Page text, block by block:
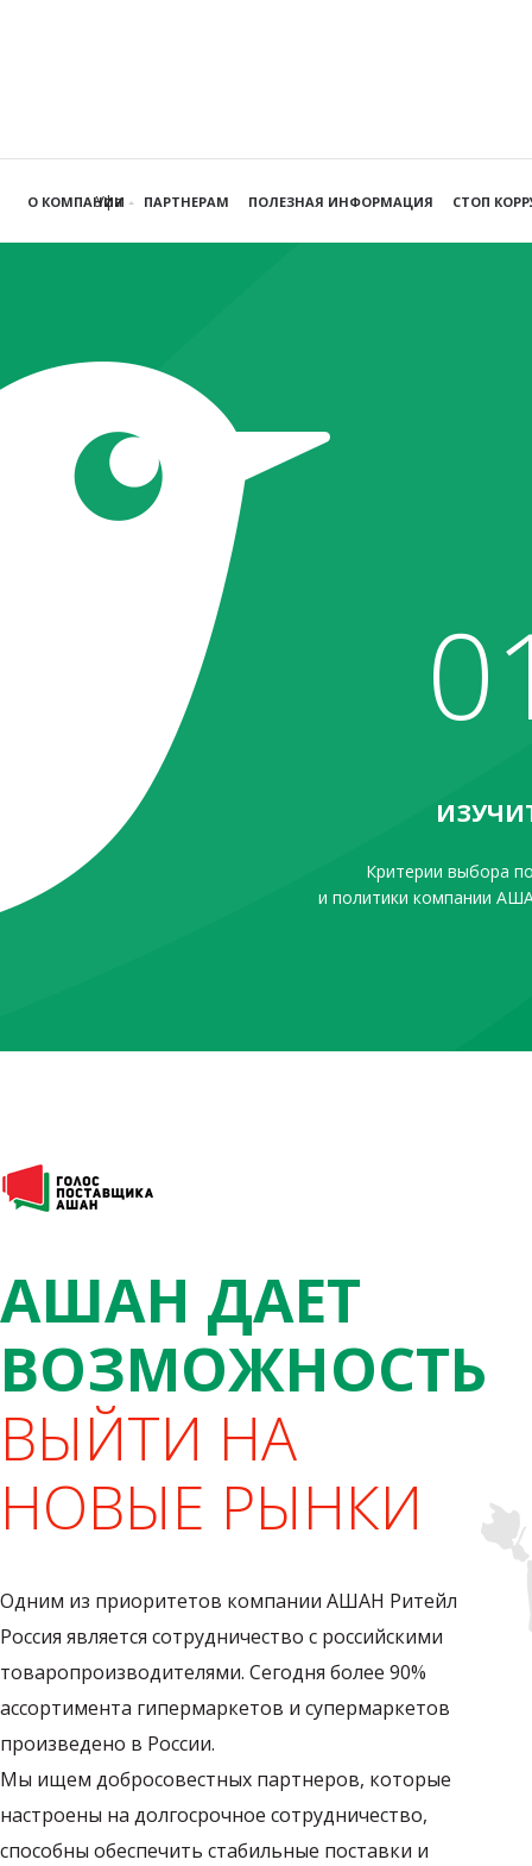
Уфа
О КОМПАНИИ ПАРТНЕРАМ ПОЛЕЗНАЯ ИНФОРМАЦИЯ СТОП
Критерии выбора
и политики компании
АШАН ДАЕТ
ВОЗМОЖНОСТЬ
ВЫЙТИ НА
НОВЫЕ РЫНКИ
Одним из приоритетов компании АШАН Ритейл
Россия является сотрудничество с российскими
товаропроизводителями. Сегодня более 90%
ассортимента гипермаркетов и супермаркетов
произведено в России.
Мы ищем добросовестных партнеров, которые
настроены на долгосрочное сотрудничество,
способны обеспечить стабильные поставки и